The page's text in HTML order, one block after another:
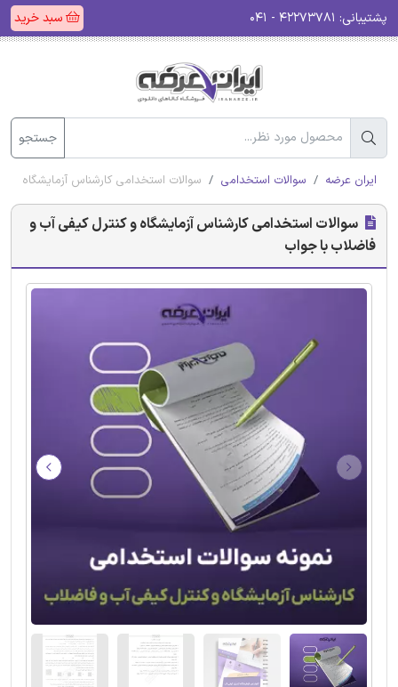
پشتیبانی: سبد خرید
جستجو
ایران عرضه سوالات استخدامی سوالات استخدامی کارشناس آزمایشگاه و
سوالات استخدامی کارشناس آزمایشگاه و کنترل کیفی آب و
فاضلاب با جواب